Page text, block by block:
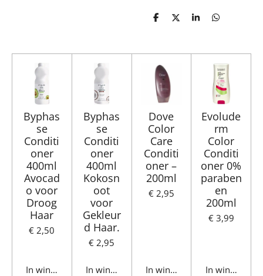
D
n
D
S
e
D
n
Byphas
se
Conditi
oner
400ml
Avocad
o voor
Droog
Haar
€ 2,50
In winkelwagen
Byphas
se
Conditi
oner
400ml
Kokosn
oot
voor
Gekleur
d Haar.
€ 2,95
In winkelwagen
Dove
Color
Care
Conditi
oner –
200ml
€ 2,95
In winkelwagen
Evolude
rm
Color
Conditi
oner 0%
paraben
en
200ml
€ 3,99
In